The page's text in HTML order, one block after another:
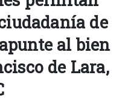
de
al bien
de Lara,